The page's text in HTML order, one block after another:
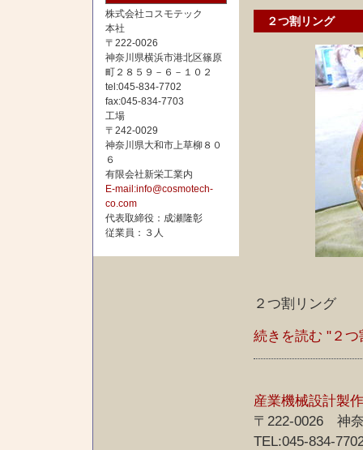
株式会社コスモテック
本社
〒222-0026
神奈川県横浜市港北区篠原
町２８５９－６－１０２
tel:045-834-7702
fax:045-834-7703
工場
〒242-0029
神奈川県大和市上草柳８０
６
有限会社新栄工業内
E-mail:info@cosmotech-
co.com
代表取締役：成瀬隆彰
従業員：３人
２つ割リング
２つ割リング
続きを読む "２つ
産業機械設計製
〒222-0026 神
TEL:045-834-